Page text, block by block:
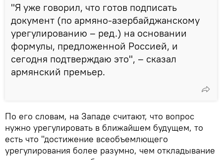
"Я уже говорил, что готов подписать
документ (по армяно-азербайджанскому
урегулированию – ред.) на основании
формулы, предложенной Россией, и
сегодня подтверждаю это", – сказал
армянский премьер.
По его словам, на Западе считают, что вопрос
нужно урегулировать в ближайшем будущем, то
есть что "достижение всеобъемлющего
урегулирования более разумно, чем откладывание